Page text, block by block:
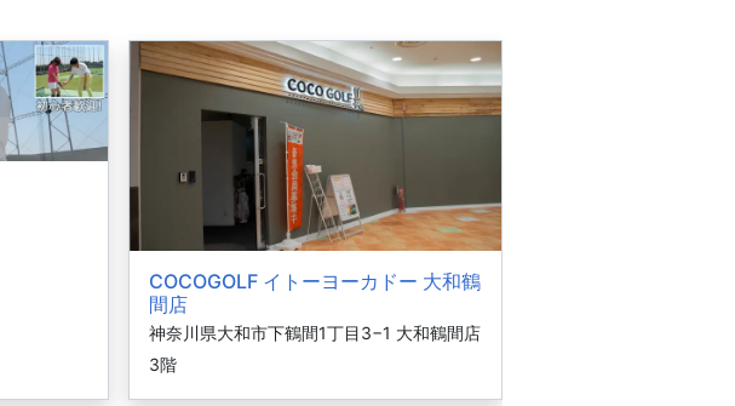
COCOGOLF イトーヨーカドー 大和鶴
間店
神奈川県大和市下鶴間1丁目3−1 大和鶴間店
3階